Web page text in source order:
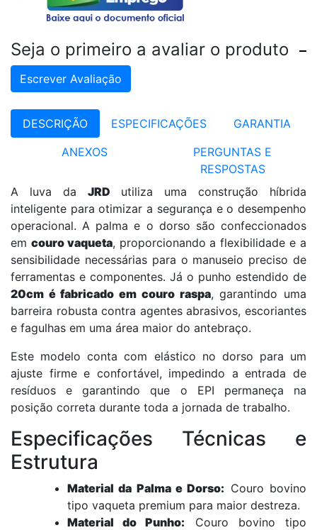
Seja o primeiro a avaliar o produto
Escrever Avaliação
DESCRIÇÃO ESPECIFICAÇÕES
GARANTIA
ANEXOS
PERGUNTAS E
RESPOSTAS
A luva da JRD utiliza uma construção híbrida
inteligente para otimizar a segurança e o desempenho
operacional. A palma e o dorso são confeccionados
em couro vaqueta, proporcionando a flexibilidade e a
sensibilidade necessárias para o manuseio preciso de
ferramentas e componentes. Já o punho estendido de
20cm é fabricado em couro raspa, garantindo uma
barreira robusta contra agentes abrasivos, escoriantes
e fagulhas em uma área maior do antebraço.
Este modelo conta com elástico no dorso para um
ajuste firme e confortável, impedindo a entrada de
resíduos e garantindo que o EPI permaneça na
posição correta durante toda a jornada de trabalho.
Especificações Técnicas e
Estrutura
Material da Palma e Dorso: Couro bovino
tipo vaqueta premium para maior destreza.
Material do Punho: Couro bovino tipo